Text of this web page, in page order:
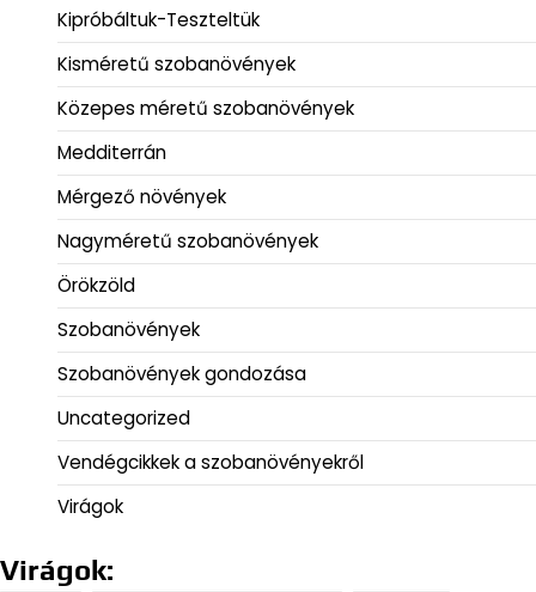
Kipróbáltuk-Teszteltük
Kisméretű szobanövények
Közepes méretű szobanövények
Medditerrán
Mérgező növények
Nagyméretű szobanövények
Örökzöld
Szobanövények
Szobanövények gondozása
Uncategorized
Vendégcikkek a szobanövényekről
Virágok
Virágok: